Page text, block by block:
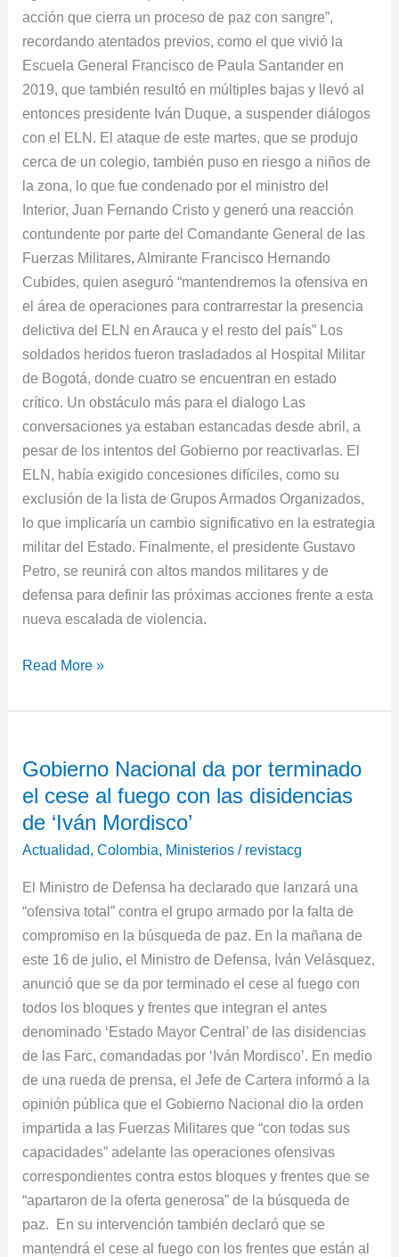
acción que cierra un proceso de paz con sangre”,
recordando atentados previos, como el que vivió la
Escuela General Francisco de Paula Santander en
2019, que también resultó en múltiples bajas y llevó al
entonces presidente Iván Duque, a suspender diálogos
con el ELN. El ataque de este martes, que se produjo
cerca de un colegio, también puso en riesgo a niños de
la zona, lo que fue condenado por el ministro del
Interior, Juan Fernando Cristo y generó una reacción
contundente por parte del Comandante General de las
Fuerzas Militares, Almirante Francisco Hernando
Cubides, quien aseguró “mantendremos la ofensiva en
el área de operaciones para contrarrestar la presencia
delictiva del ELN en Arauca y el resto del país” Los
soldados heridos fueron trasladados al Hospital Militar
de Bogotá, donde cuatro se encuentran en estado
crítico. Un obstáculo más para el dialogo Las
conversaciones ya estaban estancadas desde abril, a
pesar de los intentos del Gobierno por reactivarlas. El
ELN, había exigido concesiones difíciles, como su
exclusión de la lista de Grupos Armados Organizados,
lo que implicaría un cambio significativo en la estrategia
militar del Estado. Finalmente, el presidente Gustavo
Petro, se reunirá con altos mandos militares y de
defensa para definir las próximas acciones frente a esta
nueva escalada de violencia.
Read More »
Gobierno Nacional da por terminado
el cese al fuego con las disidencias
de ‘Iván Mordisco’
Actualidad,Colombia, Ministerios / revistacg
El Ministro de Defensa ha declarado que lanzará una
“ofensiva total” contra el grupo armado por la falta de
compromiso en la búsqueda de paz. En la mañana de
este 16 de julio, el Ministro de Defensa, Iván Velásquez,
anunció que se da por terminado el cese al fuego con
todos los bloques y frentes que integran el antes
denominado ‘Estado Mayor Central’ de las disidencias
de las Farc, comandadas por ‘Iván Mordisco’. En medio
de una rueda de prensa, el Jefe de Cartera informó a la
opinión pública que el Gobierno Nacional dio la orden
impartida a las Fuerzas Militares que “con todas sus
capacidades” adelante las operaciones ofensivas
correspondientes contra estos bloques y frentes que se
“apartaron de la oferta generosa” de la búsqueda de
paz. En su intervención también declaró que se
mantendrá el cese al fuego con los frentes que están al
Nacional
da
por
terminado
cese
al
fuego
con
las
disidencias
de
‘Iván
Mordisco’